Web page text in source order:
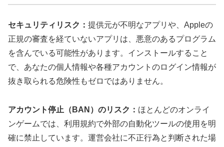
セキュリティリスク： 提供元が不明なアプリや、Appleの
正規の審査を経ていないアプリは、悪意のあるプログラム
を含んでいる可能性があります。インストールすること
で、あなたの個人情報や各種アカウントのログイン情報が
抜き取られる危険性もゼロではありません。
アカウント停止（BAN）のリスク： ほとんどのオンライ
ンゲームでは、利用規約で外部の自動化ツールの使用を明
確に禁止しています。運営会社に不正行為と判断された場